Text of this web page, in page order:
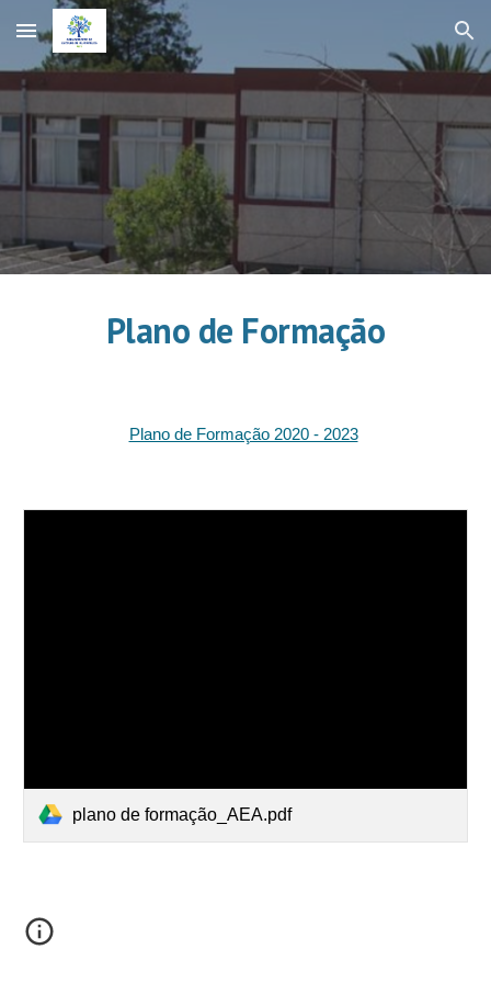
Skip to main content Skip to navigation
Plano de Formação
Plano de Formação 2020 - 2023
plano de formação_AEA.pdf